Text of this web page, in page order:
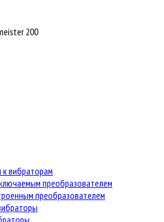
200
к вибраторам
преобразователем
преобразователем